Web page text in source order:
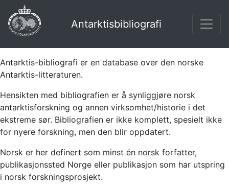
Antarktisbibliografi
Antarktis-bibliografi er en database over den norske
Antarktis-litteraturen.
Hensikten med bibliografien er å synliggjøre norsk
antarktisforskning og annen virksomhet/historie i det
ekstreme sør. Bibliografien er ikke komplett, spesielt ikke
for nyere forskning, men den blir oppdatert.
Norsk er her definert som minst én norsk forfatter,
publikasjonssted Norge eller publikasjon som har utspring
i norsk forskningsprosjekt.